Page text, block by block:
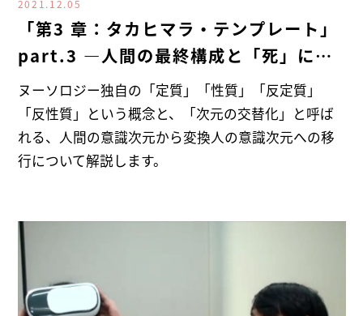
2021.12.05
「第3 章：タカヒマラ・テンプレート」
part.3 ―人間の最終構成と「死」につ
いて―
ヌーソロジー独自の「定質」「性質」「反定質」
「反性質」という概念と、「次元の交替化」と呼ば
れる、人間の意識次元から変換人の意識次元への移
行について解説します。